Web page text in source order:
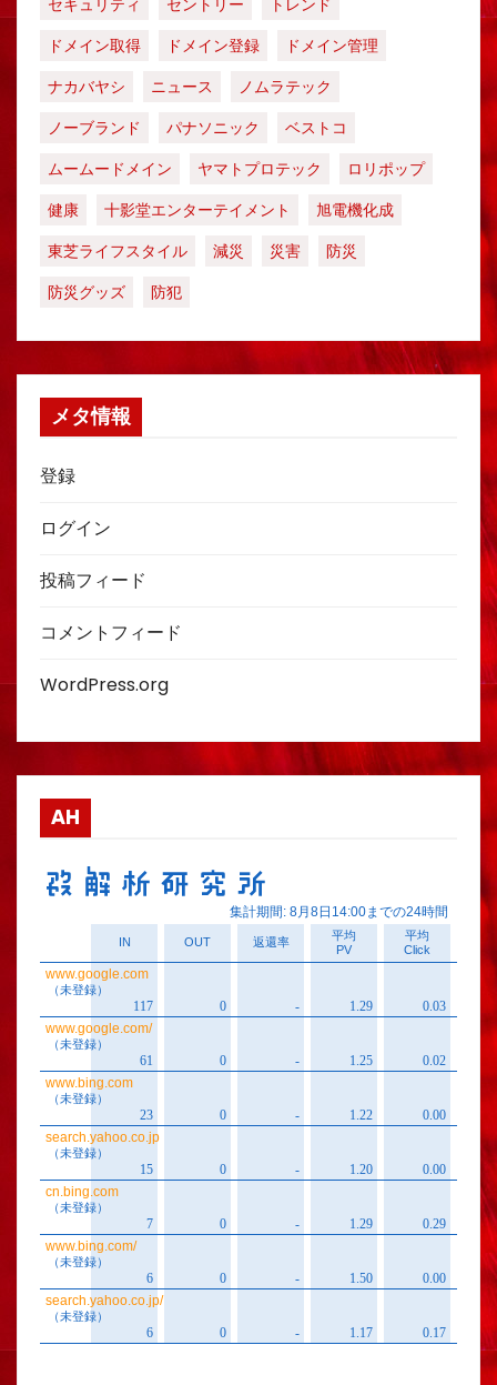
セキュリティ セントリー
トレンド
ドメイン取得
ドメイン登録
ドメイン管理
ナカバヤシ
ニュース
ノムラテック
ノーブランド
パナソニック
ベストコ
ムームードメイン
ヤマトプロテック
ロリポップ
健康
十影堂エンターテイメント
旭電機化成
東芝ライフスタイル
減災 災害
防災
防災グッズ
防犯
メタ情報
登録
ログイン
投稿フィード
コメントフィード
WordPress.org
AH